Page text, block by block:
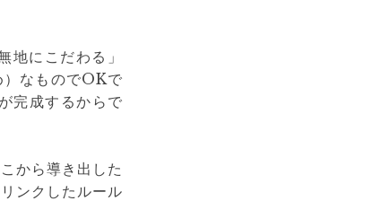
地にこだわる」
）なものでOKで
完成するからで
から導き出した
ンクしたルール